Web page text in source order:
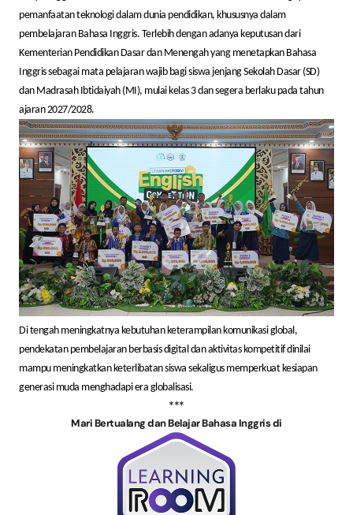
pemanfaatan teknologi dalam dunia pendidikan, khususnya dalam
pembelajaran Bahasa Inggris. Terlebih dengan adanya keputusan dari
Kementerian Pendidikan Dasar dan Menengah yang menetapkan Bahasa
Inggris sebagai mata pelajaran wajib bagi siswa jenjang Sekolah Dasar (SD)
dan Madrasah Ibtidaiyah (MI), mulai kelas 3 dan segera berlaku pada tahun
ajaran 2027/2028.
Di tengah meningkatnya kebutuhan keterampilan komunikasi global,
pendekatan pembelajaran berbasis digital dan aktivitas kompetitif dinilai
mampu meningkatkan keterlibatan siswa sekaligus memperkuat kesiapan
generasi muda menghadapi era globalisasi.
***
Mari Bertualang dan Belajar Bahasa Inggris di